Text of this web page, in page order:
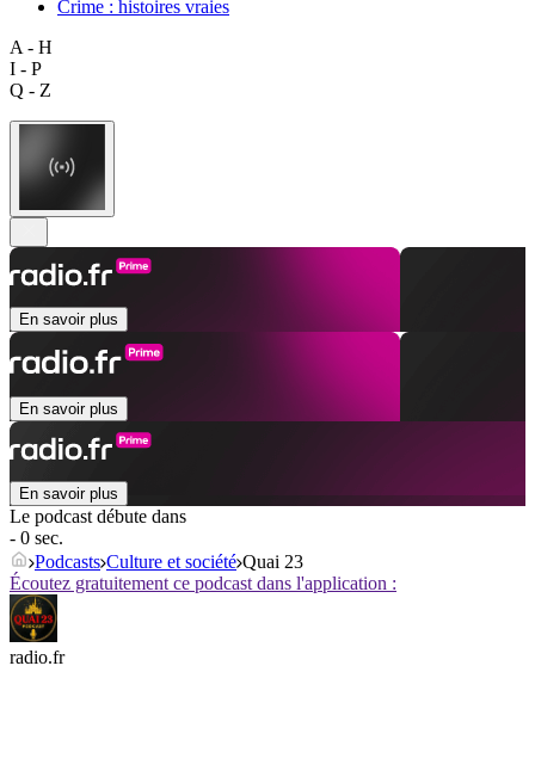
Crime : histoires vraies
A - H
I - P
Q - Z
En savoir plus
En savoir plus
En savoir plus
Le podcast débute dans
- 0 sec.
Podcasts Culture et société Quai 23
Écoutez gratuitement ce podcast dans l'application :
radio.fr